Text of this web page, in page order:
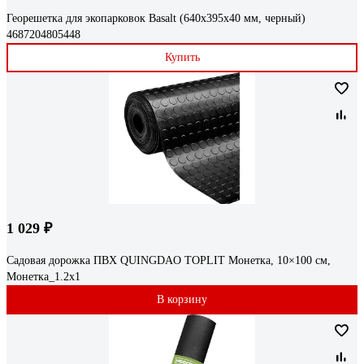
Георешетка для экопарковок Basalt (640x395x40 мм, черный)
4687204805448
Купить
1 029 ₽
Садовая дорожка ПВХ QUINGDAO TOPLIT Монетка, 10×100 см,
Монетка_1.2х1
В корзину